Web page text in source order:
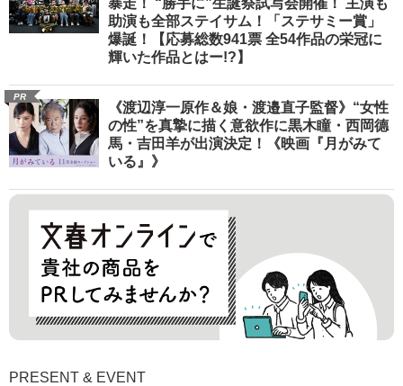
暴走！ “勝手に”生誕祭試写会開催！ 主演も
助演も全部ステイサム！「ステサミー賞」
爆誕！【応募総数941票 全54作品の栄冠に
輝いた作品とはー!?】
PR
《渡辺淳一原作＆娘・渡邉直子監督》“女性
の性”を真摯に描く意欲作に黒木瞳・西岡德
馬・吉田羊が出演決定！《映画『月がみて
いる』》
PRESENT & EVENT